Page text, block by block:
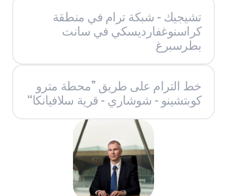
تشيجيك - شبكة ترام في منطقة
كراسنوغفارديسكي في سانت
بطرسبرغ
خط الترام على طريق ”محطة مترو
كوبتشينو - شوشاري - قرية سلافيانكا“